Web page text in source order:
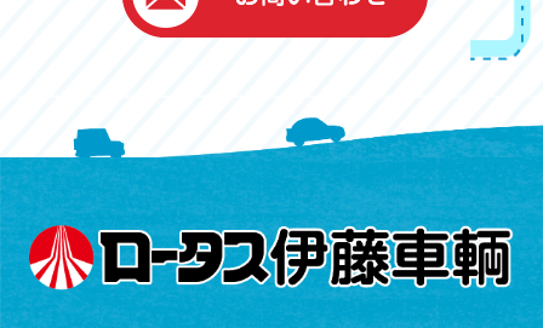
浜北店
050-5851-0339
（年中無休24h対応）